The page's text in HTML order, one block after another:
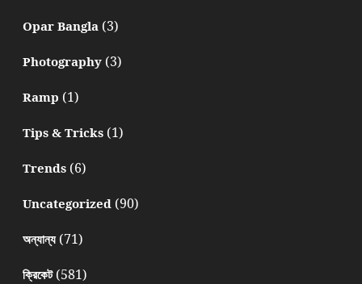
Opar Bangla(3)
Photography(3)
Ramp (1)
Tips & Tricks(1)
Trends(6)
Uncategorized(90)
অন্যান্য(71)
ক্রিকেট(581)